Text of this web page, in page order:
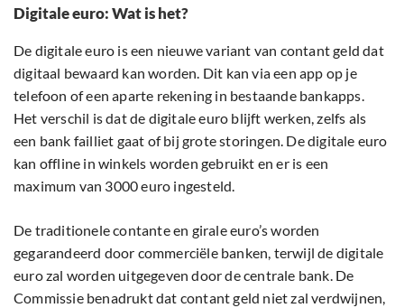
Digitale euro: Wat is het?
De digitale euro is een nieuwe variant van contant geld dat
digitaal bewaard kan worden. Dit kan via een app op je
telefoon of een aparte rekening in bestaande bankapps.
Het verschil is dat de digitale euro blijft werken, zelfs als
een bank failliet gaat of bij grote storingen. De digitale euro
kan offline in winkels worden gebruikt en er is een
maximum van 3000 euro ingesteld.
De traditionele contante en girale euro’s worden
gegarandeerd door commerciële banken, terwijl de digitale
euro zal worden uitgegeven door de centrale bank. De
Commissie benadrukt dat contant geld niet zal verdwijnen,